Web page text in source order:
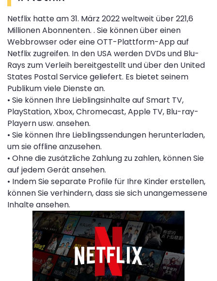
Netflix hatte am 31. März 2022 weltweit über 221,6
Millionen Abonnenten. . Sie können über einen
Webbrowser oder eine OTT-Plattform-App auf
Netflix zugreifen. In den USA werden DVDs und Blu-
Rays zum Verleih bereitgestellt und über den United
States Postal Service geliefert. Es bietet seinem
Publikum viele Dienste an.
• Sie können Ihre Lieblingsinhalte auf Smart TV,
PlayStation, Xbox, Chromecast, Apple TV, Blu-ray-
Playern usw. ansehen.
• Sie können Ihre Lieblingssendungen herunterladen,
um sie offline anzusehen.
• Ohne die zusätzliche Zahlung zu zahlen, können Sie
auf jedem Gerät ansehen.
• Indem Sie separate Profile für Ihre Kinder erstellen,
können Sie verhindern, dass sie sich unangemessene
Inhalte ansehen.